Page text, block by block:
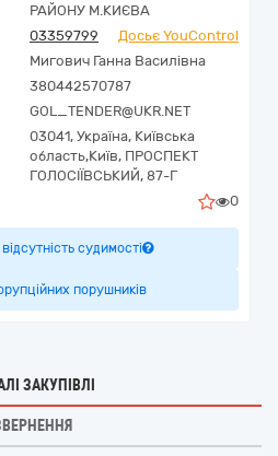
РАЙОНУ М.КИЄВА
03359799
Досьє YouControl
Мигович Ганна Василівна
380442570787
GOL_TENDER@UKR.NET
03041, Україна, Київська
область,Київ, ПРОСПЕКТ
ГОЛОСІЇВСЬКИЙ, 87-Г
0
судимості
порушників
ЗАКУПІВЛІ